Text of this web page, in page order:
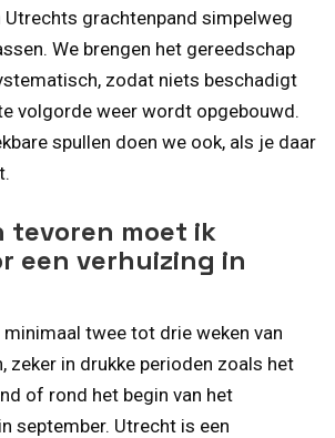
Utrechts grachtenpand simpelweg
We brengen het gereedschap
zodat niets beschadigt
volgorde weer wordt opgebouwd.
spullen doen we ook, als je daar
tevoren moet ik
een verhuizing in
minimaal twee tot drie weken van
zeker in drukke perioden zoals het
of rond het begin van het
september. Utrecht is een